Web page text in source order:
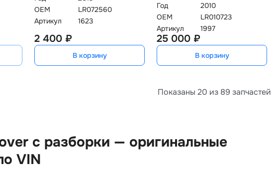
OEM
LR072560
Артикул
1623
2 400 ₽
В корзину
Год
2010
OEM
LR010723
Артикул
1997
25 000 ₽
В корзину
Показаны 20 из 89 запчастей
с разборки — оригинальные
VIN